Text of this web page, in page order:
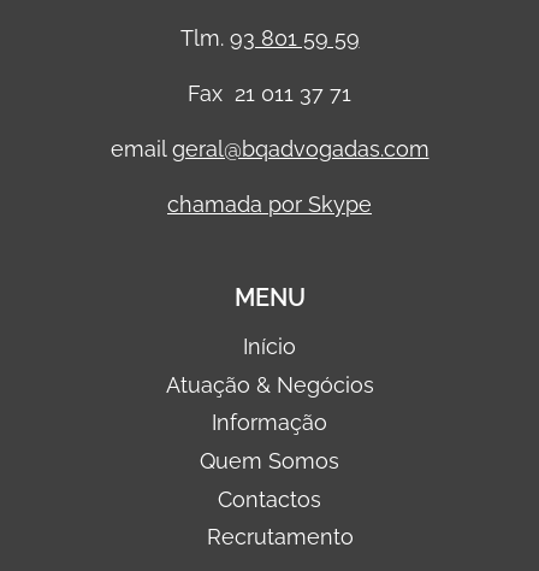
Tlm. 93 801 59 59
Fax 21 011 37 71
emailgeral@bqadvogadas.com
chamada por Skype
MENU
Início
Atuação & Negócios
Informação
Quem Somos
Contactos
Recrutamento